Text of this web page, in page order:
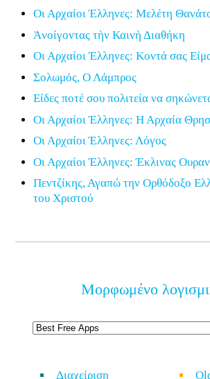
Οι Αρχαίοι Έλληνες: Μελέτη
Ἀνοίγοντας τὴν Καινὴ Διαθήκη
Οι Αρχαίοι Έλληνες: Κοντά σας
Σολωμός, Ο Λάμπρος
Eίδες ποτέ σου πολιτεία να
Οι Αρχαίοι Έλληνες: Η Αρχαία
Οι Αρχαίοι Έλληνες: Λόγος
Οι Αρχαίοι Έλληνες: Έκλινας
Πεντζίκης, Αγαπώ την Ορθόδοξο
του Χριστού
Μορφωμένο
Διαχείριση